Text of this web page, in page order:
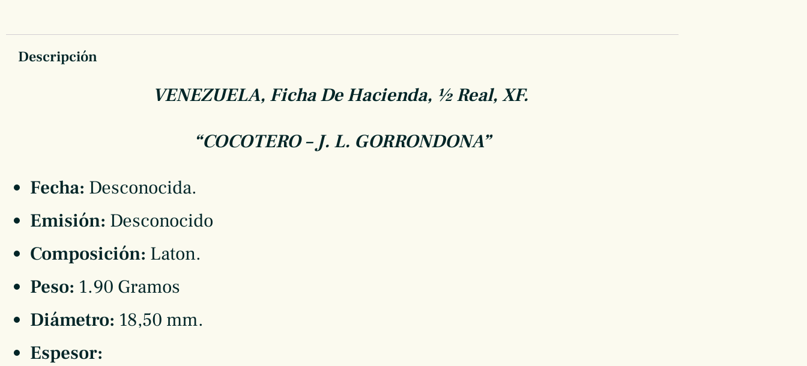
Descripción
VENEZUELA, Ficha De Hacienda, ½ Real, XF.
“COCOTERO – J. L. GORRONDONA”
Fecha: Desconocida.
Emisión: Desconocido
Composición: Laton.
Peso: 1.90 Gramos
Diámetro: 18,50 mm.
Espesor: